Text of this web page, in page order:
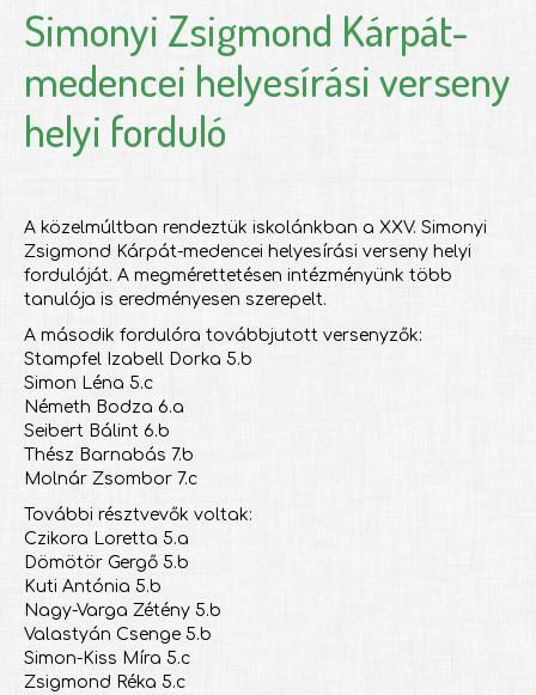
Simonyi Zsigmond Kárpát-
medencei helyesírási verseny
helyi forduló
A közelmúltban rendeztük iskolánkban a XXV. Simonyi
Zsigmond Kárpát-medencei helyesírási verseny helyi
fordulóját. A megmérettetésen intézményünk több
tanulója is eredményesen szerepelt.
A második fordulóra továbbjutott versenyzők:
Stampfel Izabell Dorka 5.b
Simon Léna 5.c
Németh Bodza 6.a
Seibert Bálint 6.b
Thész Barnabás 7.b
Molnár Zsombor 7.c
További résztvevők voltak:
Czikora Loretta 5.a
Dömötör Gergő 5.b
Kuti Antónia 5.b
Nagy-Varga Zétény 5.b
Valastyán Csenge 5.b
Simon-Kiss Míra 5.c
Zsigmond Réka 5.c